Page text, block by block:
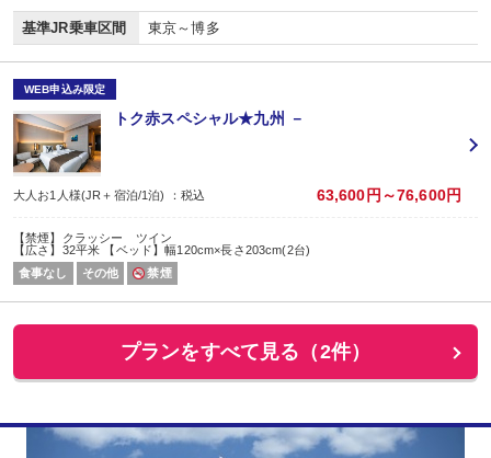
基準JR乗車区間 東京～博多
WEB申込み限定
トク赤スペシャル★九州 －
大人お1人様(JR＋宿泊/1泊) ：税込 63,600円～76,600円
【禁煙】クラッシー ツイン
【広さ】32平米 【ベッド】幅120cm×長さ203cm(2台)
食事なし
その他 禁煙
プランをすべて見る（2件）